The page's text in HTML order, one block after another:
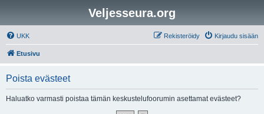
Veljesseura.org
UKK Kirjaudu sisään
Rekisteröidy
Etusivu
Poista evästeet
Haluatko varmasti poistaa tämän keskustelufoorumin asettamat evästeet?